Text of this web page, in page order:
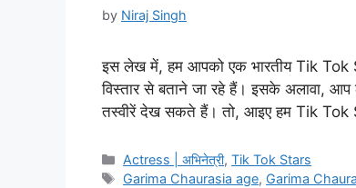
by Niraj Singh
इस लेख में, हम आपको एक भारतीय Tik Tok
विस्तार से बताने जा रहे हैं। इसके अलावा,
तस्वीरें देख सकते हैं। तो, आइए हम Tik
Categories
Actress | अभिनेत्री,Tik Tok Stars
Tags
Garima Chaurasia age, Garima